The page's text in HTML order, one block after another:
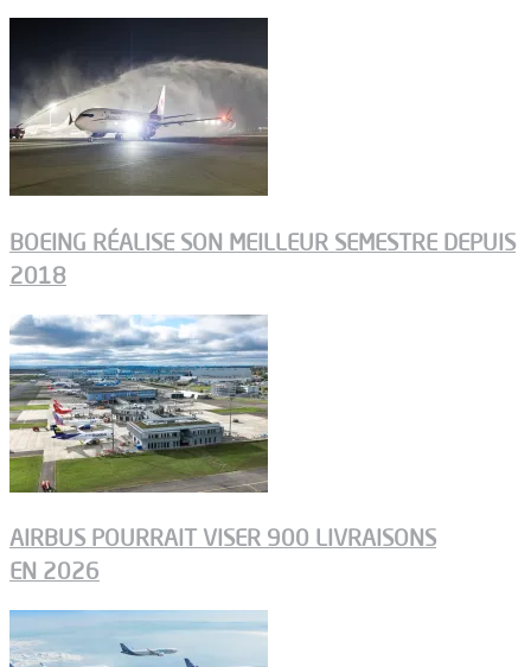
BOEING RÉALISE SON MEILLEUR SEMESTRE DEPUIS
2018
AIRBUS POURRAIT VISER 900 LIVRAISONS
EN 2026